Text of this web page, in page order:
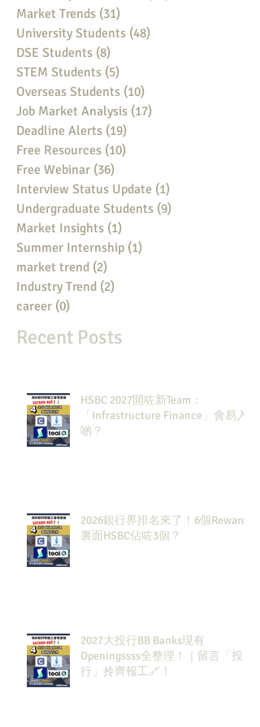
Market Trends (31)
University Students (48)
DSE Students (8)
STEM Students (5)
Overseas Students (10)
Job Market Analysis (17)
Deadline Alerts (19)
Free Resources (10)
Free Webinar (36)
Interview Status Update (1)
Undergraduate Students (9)
Market Insights (1)
Summer Internship (1)
market trend (2)
Industry Trend (2)
career (0)
Recent Posts
HSBC 2027開咗新Team：
「Infrastructure Finance」會易入
啲？
2026銀行界排名來了！6個Rewards
裏面HSBC佔咗3個？
2027大投行BB Banks現有
Openingssss全整理！｜留言「投
行」拎齊報工🔗！